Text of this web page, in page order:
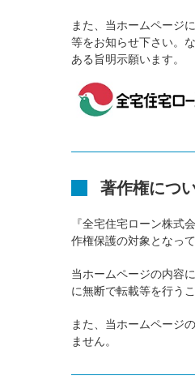
また、当ホームページ
等をお知らせ下さい。
ある旨明示願います。
著作権につ
『全宅住宅ローン株式
作権保護の対象となって
当ホームページの内容
に無断で転載等を行う
また、当ホームページ
ません。